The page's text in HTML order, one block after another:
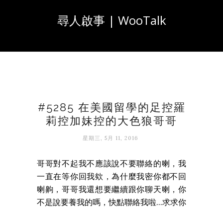
尋人啟事 | WooTalk
#5285 在美國留學的足控羅
莉控加妹控的大色狼哥哥
星期三, 5月 11, 2016
哥哥對不起我不應該說不要聯絡的喇，我
一直在等你回我欸，為什麼我密你都不回
喇齁，哥哥我還想要繼續跟你聊天喇，你
不是說要養我的嗎，快點聯絡我啦...求求你